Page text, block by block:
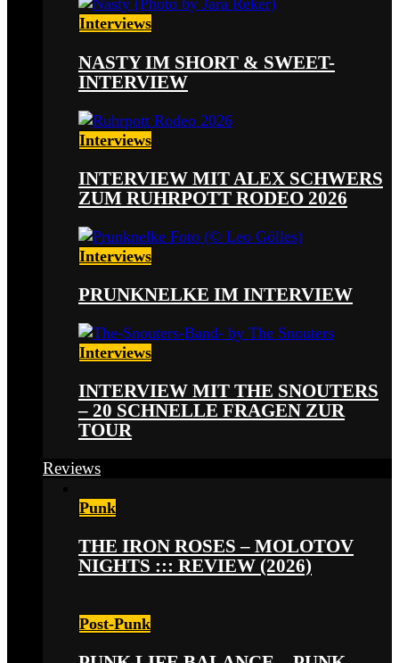
Interviews
NASTY IM SHORT & SWEET-
INTERVIEW
Interviews
INTERVIEW MIT ALEX SCHWERS
ZUM RUHRPOTT RODEO 2026
Interviews
PRUNKNELKE IM INTERVIEW
Interviews
INTERVIEW MIT THE SNOUTERS
– 20 SCHNELLE FRAGEN ZUR
TOUR
Reviews
Punk
THE IRON ROSES – MOLOTOV
NIGHTS ::: REVIEW (2026)
Post-Punk